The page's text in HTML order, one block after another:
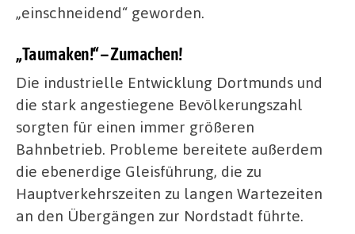
„einschneidend“ geworden.
„Taumaken!“ – Zumachen!
Die industrielle Entwicklung Dortmunds und
die stark angestiegene Bevölkerungszahl
sorgten für einen immer größeren
Bahnbetrieb. Probleme bereitete außerdem
die ebenerdige Gleisführung, die zu
Hauptverkehrszeiten zu langen Wartezeiten
an den Übergängen zur Nordstadt führte.